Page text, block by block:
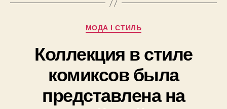
одежды
Batman”
Категорії
МОДА І СТИЛЬ
Коллекция в стиле
комиксов была
представлена на